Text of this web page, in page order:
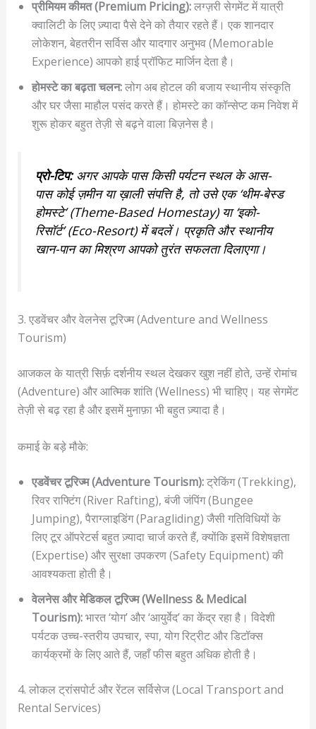
प्रीमियम कीमत (Premium Pricing):लग्ज़री सेगमेंट में यात्री
क्वालिटी के लिए ज़्यादा पैसे देने को तैयार रहते हैं। एक शानदार
लोकेशन, बेहतरीन सर्विस और यादगार अनुभव (Memorable
Experience) आपको हाई प्रॉफिट मार्जिन देता है।
होमस्टे का बढ़ता चलन:लोग अब होटल की बजाय स्थानीय संस्कृति
और घर जैसा माहौल पसंद करते हैं। होमस्टे का कॉन्सेप्ट कम निवेश में
शुरू होकर बहुत तेज़ी से बढ़ने वाला बिज़नेस है।
प्रो-टिप:अगर आपके पास किसी पर्यटन स्थल के आस-
पास कोई ज़मीन या ख़ाली संपत्ति है, तो उसे एक ‘थीम-बेस्ड
होमस्टे’ (Theme-Based Homestay) या ‘इको-
रिसॉर्ट’ (Eco-Resort) में बदलें। प्रकृति और स्थानीय
खान-पान का मिश्रण आपको तुरंत सफलता दिलाएगा।
3. एडवेंचर और वेलनेस टूरिज्म (Adventure and Wellness
Tourism)
आजकल के यात्री सिर्फ़ दर्शनीय स्थल देखकर खुश नहीं होते, उन्हें रोमांच
(Adventure) और आत्मिक शांति (Wellness) भी चाहिए। यह सेगमेंट
तेज़ी से बढ़ रहा है और इसमें मुनाफ़ा भी बहुत ज़्यादा है।
कमाई के बड़े मौके:
एडवेंचर टूरिज्म (Adventure Tourism):ट्रेकिंग (Trekking),
रिवर राफ्टिंग (River Rafting), बंजी जंपिंग (Bungee
Jumping), पैराग्लाइडिंग (Paragliding) जैसी गतिविधियों के
लिए टूर ऑपरेटर्स बहुत ज़्यादा चार्ज करते हैं, क्योंकि इसमें विशेषज्ञता
(Expertise) और सुरक्षा उपकरण (Safety Equipment) की
आवश्यकता होती है।
वेलनेस और मेडिकल टूरिज्म (Wellness & Medical
Tourism):भारत ‘योग’ और ‘आयुर्वेद’ का केंद्र रहा है। विदेशी
पर्यटक उच्च-स्तरीय उपचार, स्पा, योग रिट्रीट और डिटॉक्स
कार्यक्रमों के लिए आते हैं, जहाँ फीस बहुत अधिक होती है।
4. लोकल ट्रांसपोर्ट और रेंटल सर्विसेज (Local Transport and
Rental Services)